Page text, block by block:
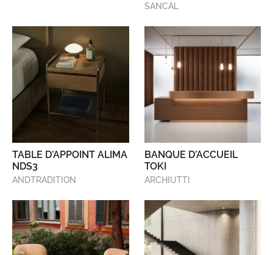
SANCAL
TABLE D’APPOINT ALIMA
NDS3
ANDTRADITION
BANQUE D’ACCUEIL
TOKI
ARCHIUTTI